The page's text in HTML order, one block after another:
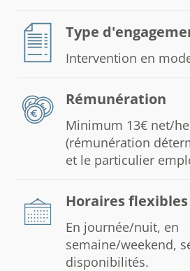
Type
Intervention en
Rémunération
Minimum 13€ net/
(rémunération
et le particulier
Horaires flexibles
En journée/nuit, en
semaine/weekend,
disponibilités.